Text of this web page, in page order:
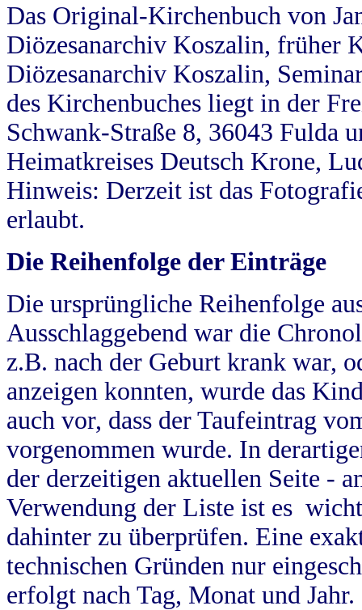
Das Original-Kirchenbuch von
Diözesanarchiv Koszalin, früher
Diözesanarchiv Koszalin,
des Kirchenbuches liegt in der
Schwank-Straße 8, 36043 Fulda
Heimatkreises Deutsch Krone,
Hinweis: Derzeit ist das
erlaubt.
Die Reihenfolge der Einträge
Die ursprüngliche Reihenfolge
Ausschlaggebend war die
z.B. nach der Geburt krank war,
anzeigen konnten, wurde das
auch vor, dass der Taufeintrag
vorgenommen wurde. In
der derzeitigen aktuellen Seite -
Verwendung der Liste ist es
dahinter zu überprüfen. Eine
technischen Gründen nur
erfolgt nach Tag, Monat und Jahr.